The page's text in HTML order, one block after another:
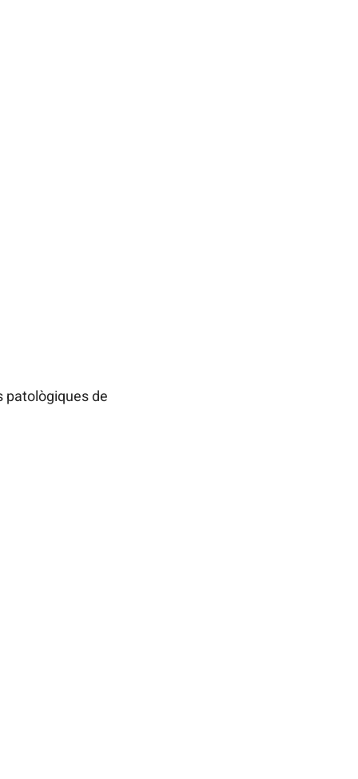
patològiques de